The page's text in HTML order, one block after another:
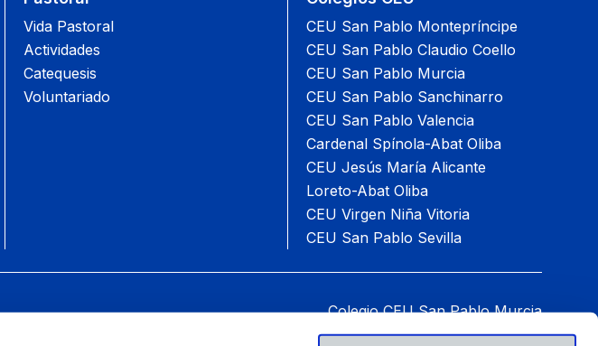
Vida Pastoral
Actividades
Catequesis
Voluntariado
CEU San Pablo Montepríncipe
CEU San Pablo Claudio Coello
CEU San Pablo Murcia
CEU San Pablo Sanchinarro
CEU San Pablo Valencia
Cardenal Spínola-Abat Oliba
CEU Jesús María Alicante
Loreto-Abat Oliba
CEU Virgen Niña Vitoria
CEU San Pablo Sevilla
Colegio CEU San Pablo Murcia
Camino San Pablo CEU, 16 30509 Molina de Segura Murcia